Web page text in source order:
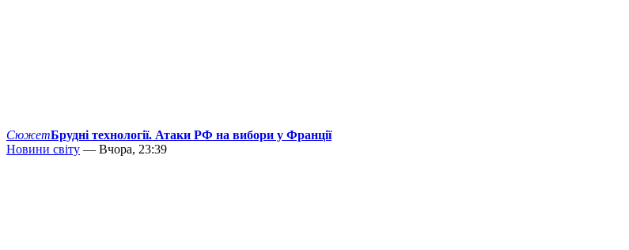
СюжетБрудні технології. Атаки РФ на вибори у Франції
Новини світу — Вчора, 23:39